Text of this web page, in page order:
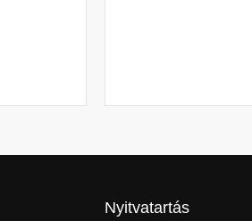
Nyitvatartás